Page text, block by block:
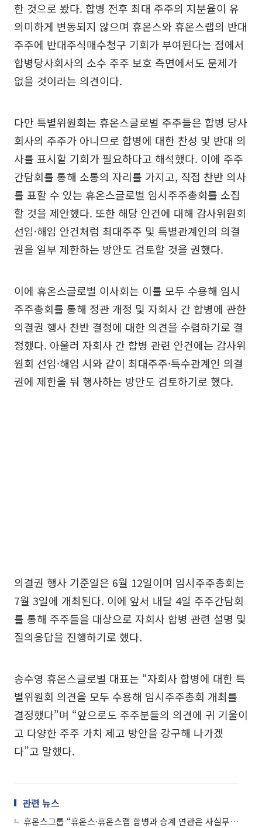
한 것으로 봤다. 합병 전후 최대 주주의 지분율이 유
의미하게 변동되지 않으며 휴온스와 휴온스랩의 반대
주주에 반대주식매수청구 기회가 부여된다는 점에서
합병당사회사의 소수 주주 보호 측면에서도 문제가
없을 것이라는 의견이다.
다만 특별위원회는 휴온스글로벌 주주들은 합병 당사
회사의 주주가 아니므로 합병에 대한 찬성 및 반대 의
사를 표시할 기회가 필요하다고 해석했다. 이에 주주
간담회를 통해 소통의 자리를 가지고, 직접 찬반 의사
를 표할 수 있는 휴온스글로벌 임시주주총회를 소집
할 것을 제안했다. 또한 해당 안건에 대해 감사위원회
선임·해임 안건처럼 최대주주 및 특별관계인의 의결
권을 일부 제한하는 방안도 검토할 것을 권했다.
이에 휴온스글로벌 이사회는 이를 모두 수용해 임시
주주총회를 통해 정관 개정 및 자회사 간 합병에 관한
의결권 행사 찬반 결정에 대한 의견을 수렴하기로 결
정했다. 아울러 자회사 간 합병 관련 안건에는 감사위
원회 선임·해임 시와 같이 최대주주·특수관계인 의결
권에 제한을 둬 행사하는 방안도 검토하기로 했다.
의결권 행사 기준일은 6월 12일이며 임시주주총회는
7월 3일에 개최된다. 이에 앞서 내달 4일 주주간담회
를 통해 주주들을 대상으로 자회사 합병 관련 설명 및
질의응답을 진행하기로 했다.
송수영 휴온스글로벌 대표는 “자회사 합병에 대한 특
별위원회 의견을 모두 수용해 임시주주총회 개최를
결정했다”며 “앞으로도 주주분들의 의견에 귀 기울이
고 다양한 주주 가치 제고 방안을 강구해 나가겠
다”고 말했다.
관련 뉴스
휴온스그룹 “휴온스·휴온스랩 합병과 승계 연관은 사실무근”